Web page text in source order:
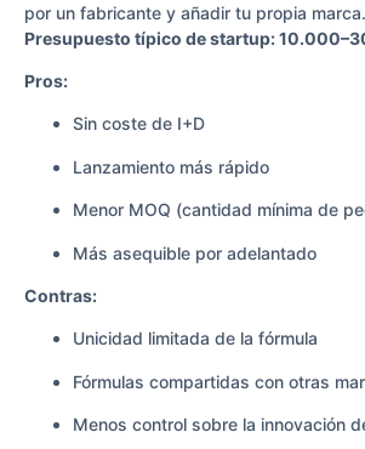
por un fabricante y añadir tu propia marca.
Presupuesto típico de startup:
Pros:
Sin coste de I+D
Lanzamiento más rápido
Menor MOQ (cantidad mínima de
Más asequible por adelantado
Contras:
Unicidad limitada de la fórmula
Fórmulas compartidas con otras
Menos control sobre la innovación